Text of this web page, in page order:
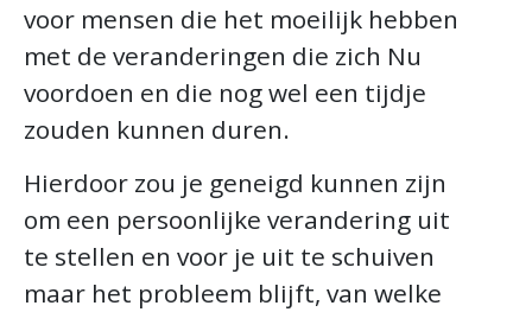
voor mensen die het moeilijk hebben
met de veranderingen die zich Nu
voordoen en die nog wel een tijdje
zouden kunnen duren.
Hierdoor zou je geneigd kunnen zijn
om een persoonlijke verandering uit
te stellen en voor je uit te schuiven
maar het probleem blijft, van welke